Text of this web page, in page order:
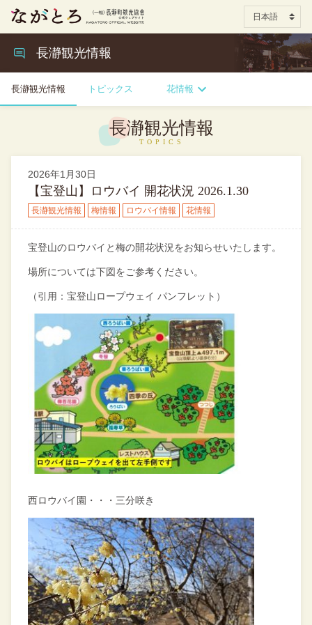
長瀞観光情報
長瀞観光情報 トピックス 花情報
長瀞観光情報
2026年1月30日
【宝登山】ロウバイ 開花状況 2026.1.30
長瀞観光情報 梅情報 ロウバイ情報 花情報
宝登山のロウバイと梅の開花状況をお知らせいたします。
場所については下図をご参考ください。
（引用：宝登山ロープウェイ パンフレット）
西ロウバイ園・・・三分咲き